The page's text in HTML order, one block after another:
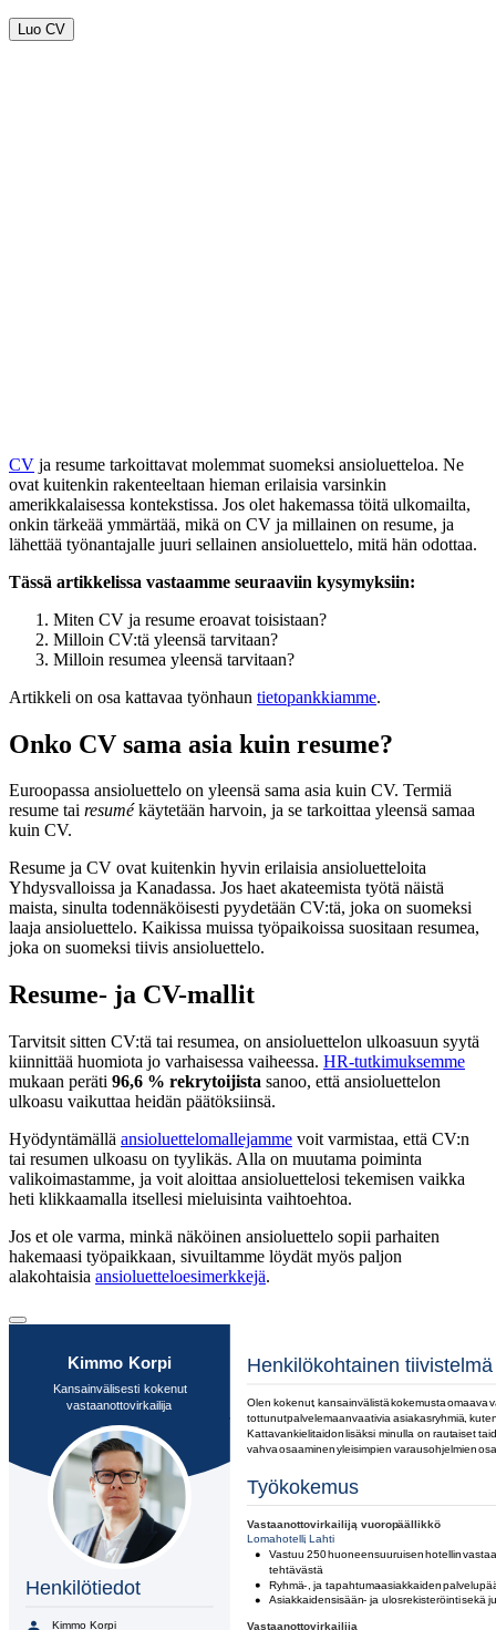
Luo CV
CV ja resume tarkoittavat molemmat suomeksi ansioluetteloa. Ne
ovat kuitenkin rakenteeltaan hieman erilaisia varsinkin
amerikkalaisessa kontekstissa. Jos olet hakemassa töitä ulkomailta,
onkin tärkeää ymmärtää, mikä on CV ja millainen on resume, ja
lähettää työnantajalle juuri sellainen ansioluettelo, mitä hän odottaa.
Tässä artikkelissa vastaamme seuraaviin kysymyksiin:
Miten CV ja resume eroavat toisistaan?
Milloin CV:tä yleensä tarvitaan?
Milloin resumea yleensä tarvitaan?
Artikkeli on osa kattavaa työnhaun tietopankkiamme.
Onko CV sama asia kuin resume?
Euroopassa ansioluettelo on yleensä sama asia kuin CV. Termiä
resume tai resumékäytetään harvoin, ja se tarkoittaa yleensä samaa
kuin CV.
Resume ja CV ovat kuitenkin hyvin erilaisia ansioluetteloita
Yhdysvalloissa ja Kanadassa. Jos haet akateemista työtä näistä
maista, sinulta todennäköisesti pyydetään CV:tä, joka on suomeksi
laaja ansioluettelo. Kaikissa muissa työpaikoissa suositaan resumea,
joka on suomeksi tiivis ansioluettelo.
Resume- ja CV-mallit
Tarvitsit sitten CV:tä tai resumea, on ansioluettelon ulkoasuun syytä
kiinnittää huomiota jo varhaisessa vaiheessa. HR-tutkimuksemme
mukaan peräti 96,6 % rekrytoijista sanoo, että ansioluettelon
ulkoasu vaikuttaa heidän päätöksiinsä.
Hyödyntämällä ansioluettelomallejamme voit varmistaa, että CV:n
tai resumen ulkoasu on tyylikäs. Alla on muutama poiminta
valikoimastamme, ja voit aloittaa ansioluettelosi tekemisen vaikka
heti klikkaamalla itsellesi mieluisinta vaihtoehtoa.
Jos et ole varma, minkä näköinen ansioluettelo sopii parhaiten
hakemaasi työpaikkaan, sivuiltamme löydät myös paljon
alakohtaisia ansioluetteloesimerkkejä.